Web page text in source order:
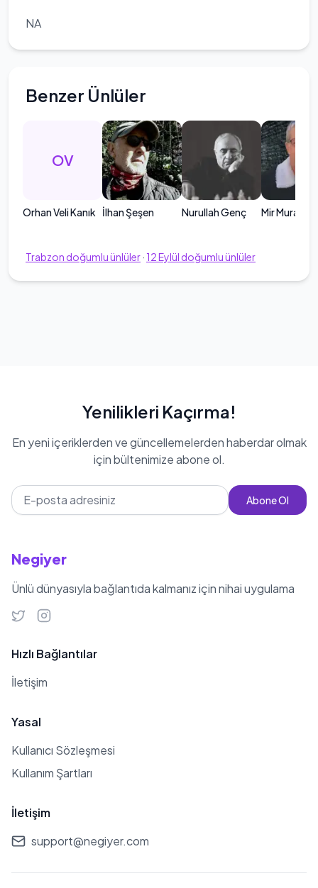
NA
Benzer Ünlüler
OV
Orhan Veli Kanık İlhan Şeşen Nurullah Genç Mir Murat
Trabzon doğumlu ünlüler· 12Eylül doğumlu ünlüler
Yenilikleri Kaçırma!
En yeni içeriklerden ve güncellemelerden haberdar olmak
için bültenimize abone ol.
Abone Ol
Negiyer
Ünlü dünyasıyla bağlantıda kalmanız için nihai uygulama
Hızlı Bağlantılar
İletişim
Yasal
Kullanıcı Sözleşmesi
Kullanım Şartları
İletişim
support@negiyer.com